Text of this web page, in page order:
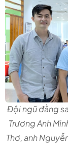
Đội ngũ đằng
Trương Anh
Thơ, anh